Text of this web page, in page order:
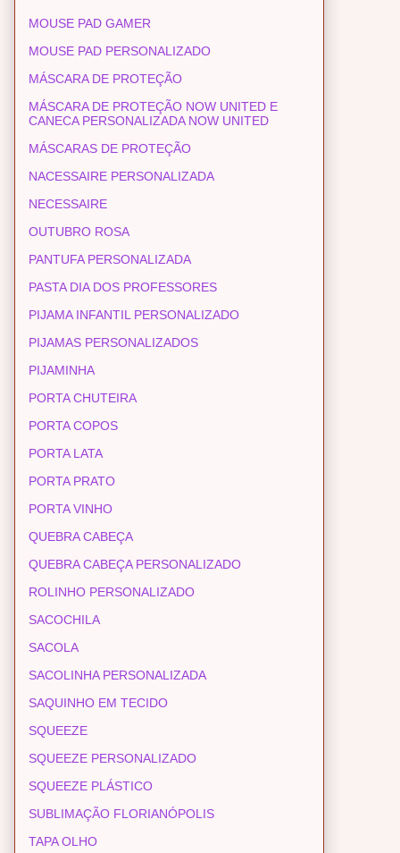
MOUSE PAD GAMER
MOUSE PAD PERSONALIZADO
MÁSCARA DE PROTEÇÃO
MÁSCARA DE PROTEÇÃO NOW UNITED E
CANECA PERSONALIZADA NOW UNITED
MÁSCARAS DE PROTEÇÃO
NACESSAIRE PERSONALIZADA
NECESSAIRE
OUTUBRO ROSA
PANTUFA PERSONALIZADA
PASTA DIA DOS PROFESSORES
PIJAMA INFANTIL PERSONALIZADO
PIJAMAS PERSONALIZADOS
PIJAMINHA
PORTA CHUTEIRA
PORTA COPOS
PORTA LATA
PORTA PRATO
PORTA VINHO
QUEBRA CABEÇA
QUEBRA CABEÇA PERSONALIZADO
ROLINHO PERSONALIZADO
SACOCHILA
SACOLA
SACOLINHA PERSONALIZADA
SAQUINHO EM TECIDO
SQUEEZE
SQUEEZE PERSONALIZADO
SQUEEZE PLÁSTICO
SUBLIMAÇÃO FLORIANÓPOLIS
TAPA OLHO